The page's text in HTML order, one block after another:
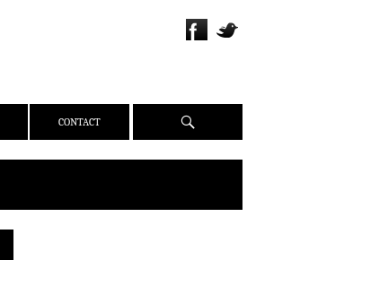
CONTACT Recherche